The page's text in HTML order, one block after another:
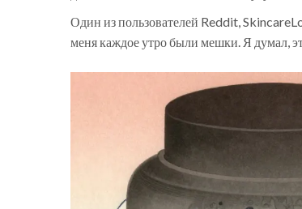
Один из пользователей Reddit,
меня каждое утро были мешки. Я думал,